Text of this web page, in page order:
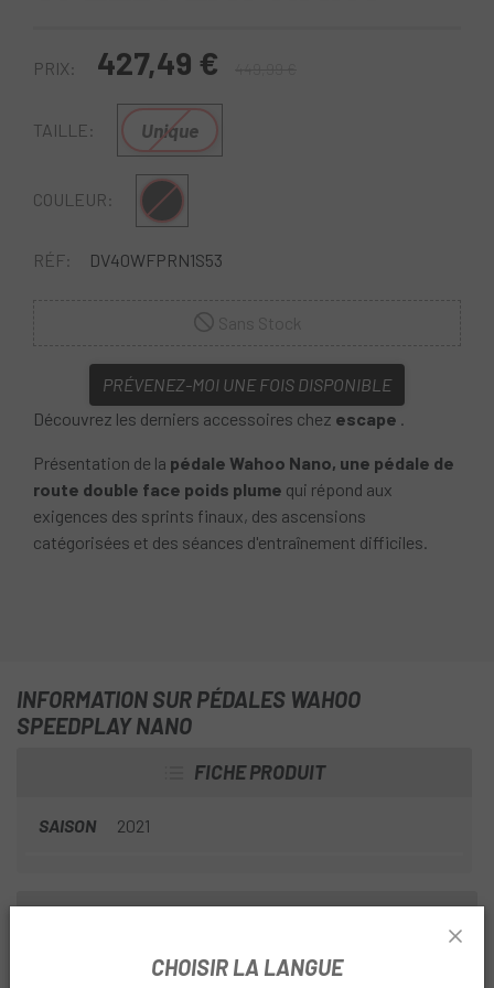
PRIX: 427,49 €
TAILLE: Unique
COULEUR: Multi
RÉF: DV40WFPRN1S53
PRÉVENEZ-MOI UNE FOIS DISPONIBLE
Découvrez les derniers accessoires chez escape .
Présentation de la pédale Wahoo Nano, une pédale de
route double face poids plume qui répond aux
exigences des sprints finaux, des ascensions
catégorisées et des séances d'entraînement difficiles.
INFORMATION SUR PÉDALES WAHOO
SPEEDPLAY NANO
FICHE PRODUIT
SAISON 2021
La combinaison dematériaux en fibre de carbone de
CHOISIR LA LANGUE